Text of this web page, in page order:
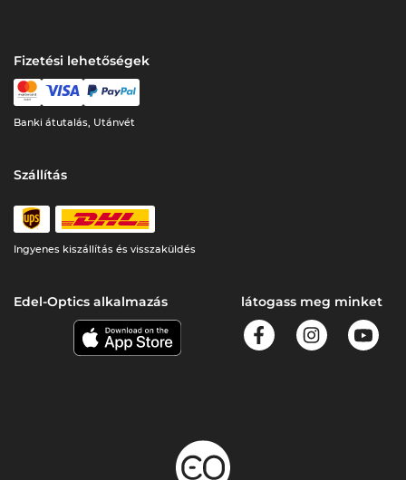
Fizetési lehetőségek
Banki átutalás, Utánvét
Szállítás
Ingyenes kiszállítás és visszaküldés
Edel-Optics alkalmazás látogass meg minket